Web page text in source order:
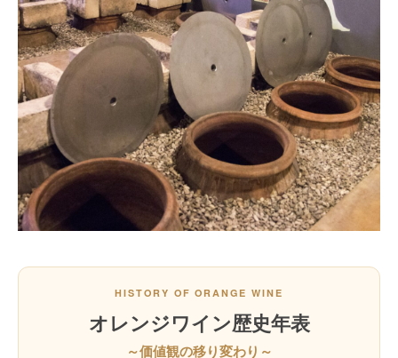
HISTORY OF ORANGE WINE
オレンジワイン歴史年表
～価値観の移り変わり～